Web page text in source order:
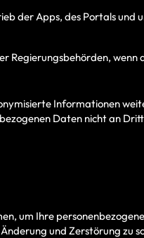
der Apps, des Portals und
Regierungsbehörden, wenn
Informationen
Daten nicht an
um Ihre
und Zerstörung zu